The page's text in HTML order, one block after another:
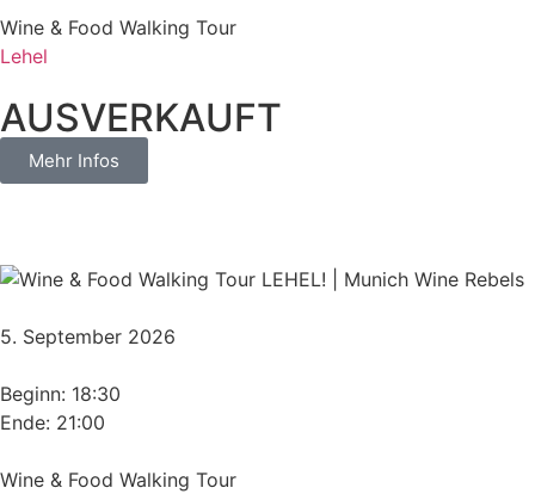
Wine & Food Walking Tour
Lehel
AUSVERKAUFT
Mehr Infos
5. September 2026
Beginn: 18:30
Ende: 21:00
Wine & Food Walking Tour